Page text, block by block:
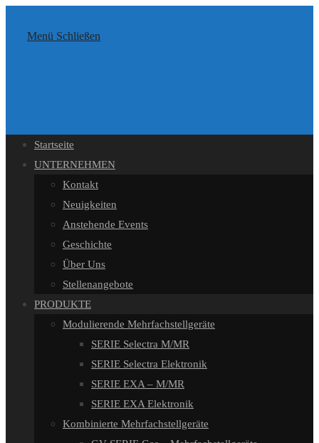
Inhalt
InhaltMenü Schließen
Startseite
UNTERNEHMEN
Kontakt
Neuigkeiten
Anstehende Events
Geschichte
Über Uns
Stellenangebote
PRODUKTE
Modulierende Mehrfachstellgeräte
SERIE Selectra M/MR
SERIE Selectra Elektronik
SERIE EXA – M/MR
SERIE EXA Elektronik
Kombinierte Mehrfachstellgeräte